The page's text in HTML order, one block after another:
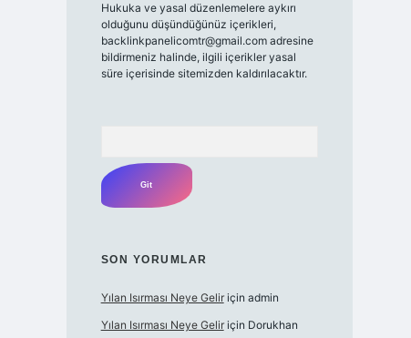
Hukuka ve yasal düzenlemelere aykırı
olduğunu düşündüğünüz içerikleri,
backlinkpanelicomtr@gmail.comadresine
bildirmeniz halinde, ilgili içerikler yasal
süre içerisinde sitemizden kaldırılacaktır.
SON YORUMLAR
Yılan Isırması Neye Geliriçin admin
Yılan Isırması Neye Geliriçin Dorukhan